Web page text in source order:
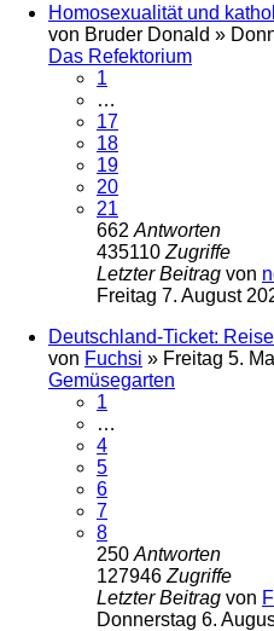
Homosexualität und
von Bruder Donald »
Das Refektorium
1
…
17
18
19
20
21
662 Antworten
435110 Zugriffe
Letzter Beitrag von
Freitag 7. August
Deutschland-Ticket:
von Fuchsi » Freitag 5.
Gemüsegarten
1
…
4
5
6
7
8
250 Antworten
127946 Zugriffe
Letzter Beitrag von
Donnerstag 6.